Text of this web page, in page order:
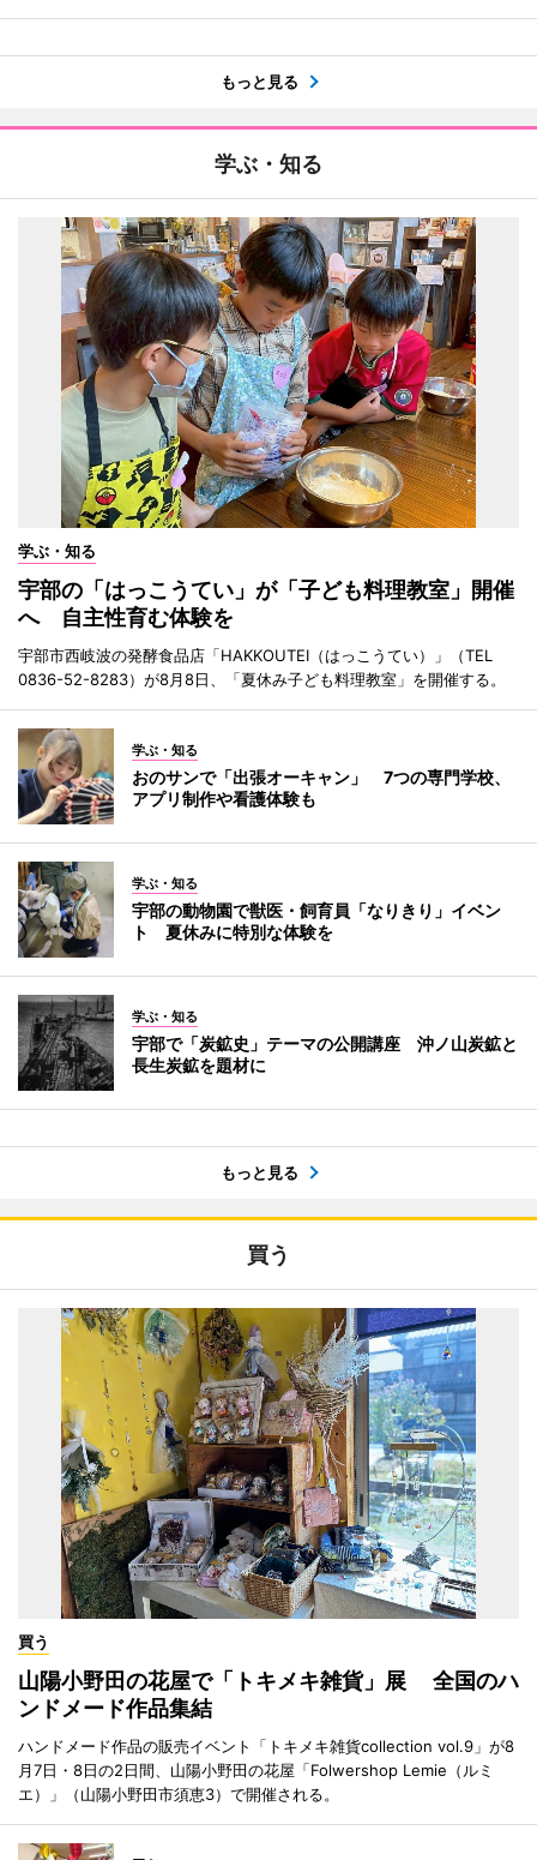
もっと見る
学ぶ・知る
学ぶ・知る
宇部の「はっこうてい」が「子ども料理教室」開催
へ 自主性育む体験を
宇部市西岐波の発酵食品店「HAKKOUTEI（はっこうてい）」（TEL
0836-52-8283）が8月8日、「夏休み子ども料理教室」を開催する。
学ぶ・知る
おのサンで「出張オーキャン」 7つの専門学校、
アプリ制作や看護体験も
学ぶ・知る
宇部の動物園で獣医・飼育員「なりきり」イベン
ト 夏休みに特別な体験を
学ぶ・知る
宇部で「炭鉱史」テーマの公開講座 沖ノ山炭鉱と
長生炭鉱を題材に
もっと見る
買う
買う
山陽小野田の花屋で「トキメキ雑貨」展 全国のハ
ンドメード作品集結
ハンドメード作品の販売イベント「トキメキ雑貨collection vol.9」が8
月7日・8日の2日間、山陽小野田の花屋「Folwershop Lemie（ルミ
エ）」（山陽小野田市須恵3）で開催される。